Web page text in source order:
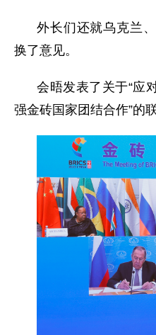
外长们还就乌克兰
换了意见。
会晤发表了关于“应
强金砖国家团结合作”的